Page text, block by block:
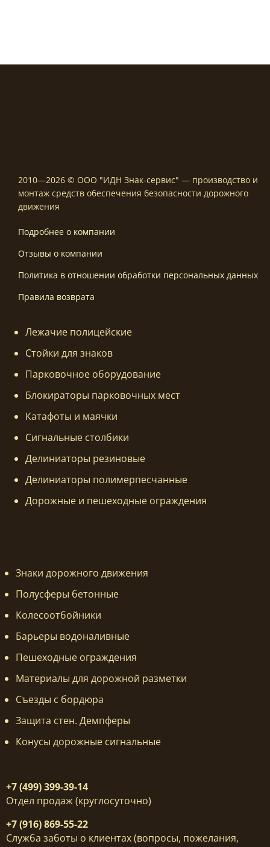
2010—2026 © ООО "ИДН Знак-сервис" — производство и
монтаж средств обеспечения безопасности дорожного
движения
Подробнее о компании
Отзывы о компании
Политика в отношении обработки персональных данных
Правила возврата
Лежачие полицейские
Стойки для знаков
Парковочное оборудование
Блокираторы парковочных мест
Катафоты и маячки
Сигнальные столбики
Делиниаторы резиновые
Делиниаторы полимерпесчанные
Дорожные и пешеходные ограждения
Знаки дорожного движения
Полусферы бетонные
Колесоотбойники
Барьеры водоналивные
Пешеходные ограждения
Материалы для дорожной разметки
Съезды с бордюра
Защита стен. Демпферы
Конусы дорожные сигнальные
+7 (499) 399-39-14
Отдел продаж (круглосуточно)
+7 (916) 869-55-22
Служба заботы о клиентах (вопросы, пожелания,